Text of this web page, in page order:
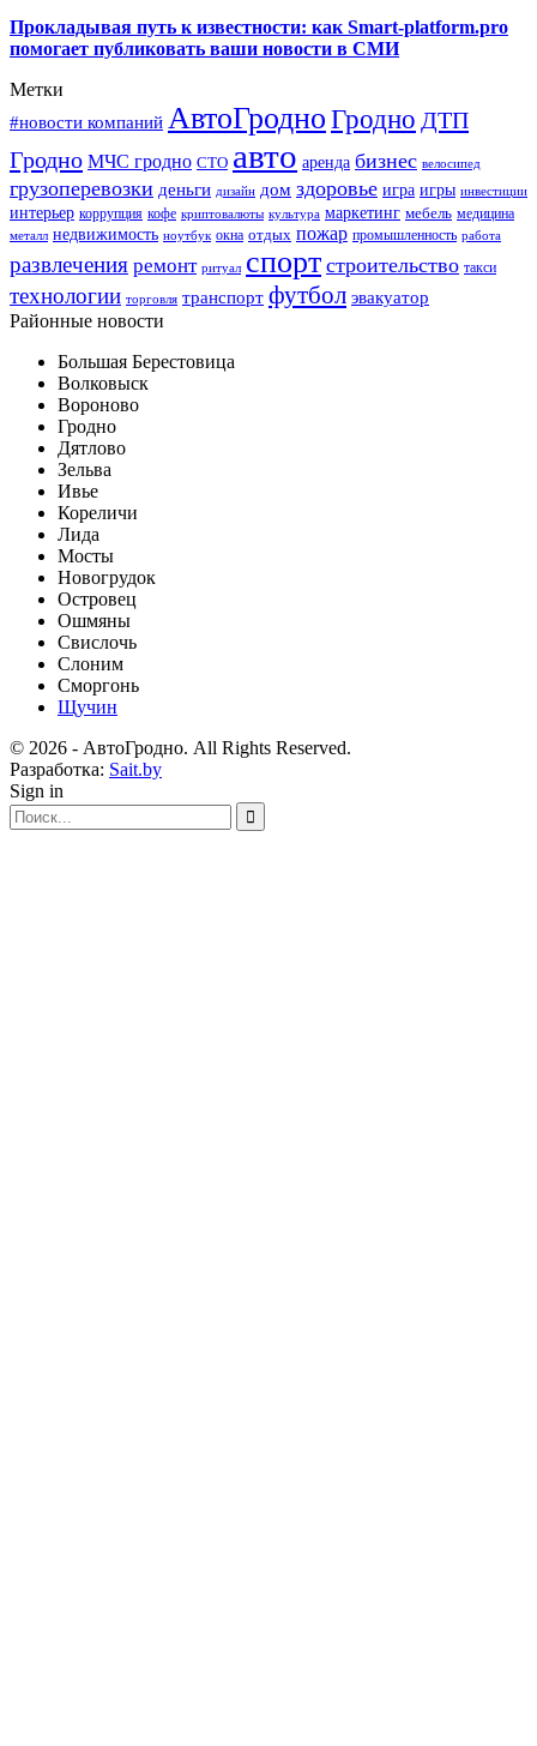
Прокладывая путь к известности: как Smart-platform.pro
помогает публиковать ваши новости в СМИ
Метки
#новости компаний АвтоГродноГродно ДТП
Гродно МЧС гродно СТО авто аренда бизнес велосипед
грузоперевозки деньги дизайн дом здоровье игра игры инвестиции
интерьер коррупция кофе криптовалюты культура маркетинг мебель медицина
металл недвижимость ноутбук окна отдых пожар промышленность работа
развлечения ремонт ритуал спорт строительство такси
технологии торговля транспорт футбол эвакуатор
Районные новости
Большая Берестовица
Волковыск
Вороново
Гродно
Дятлово
Зельва
Ивье
Кореличи
Лида
Мосты
Новогрудок
Островец
Ошмяны
Свислочь
Слоним
Сморгонь
Щучин
© 2026 - АвтоГродно. All Rights Reserved.
Разработка: Sait.by
Sign in